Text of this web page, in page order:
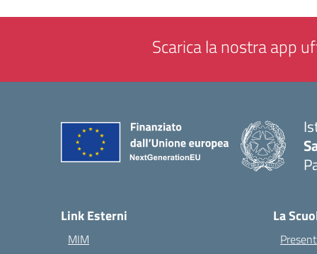
Scarica la nostra app
Link Esterni
MIM
La